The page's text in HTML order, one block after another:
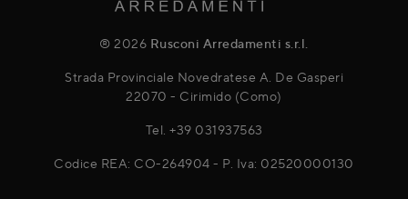
® 2026 Rusconi Arredamenti s.r.l.
Strada Provinciale Novedratese A. De Gasperi
22070 - Cirimido (Como)
Tel. +39 031937563
Codice REA: CO-264904 - P. Iva: 02520000130